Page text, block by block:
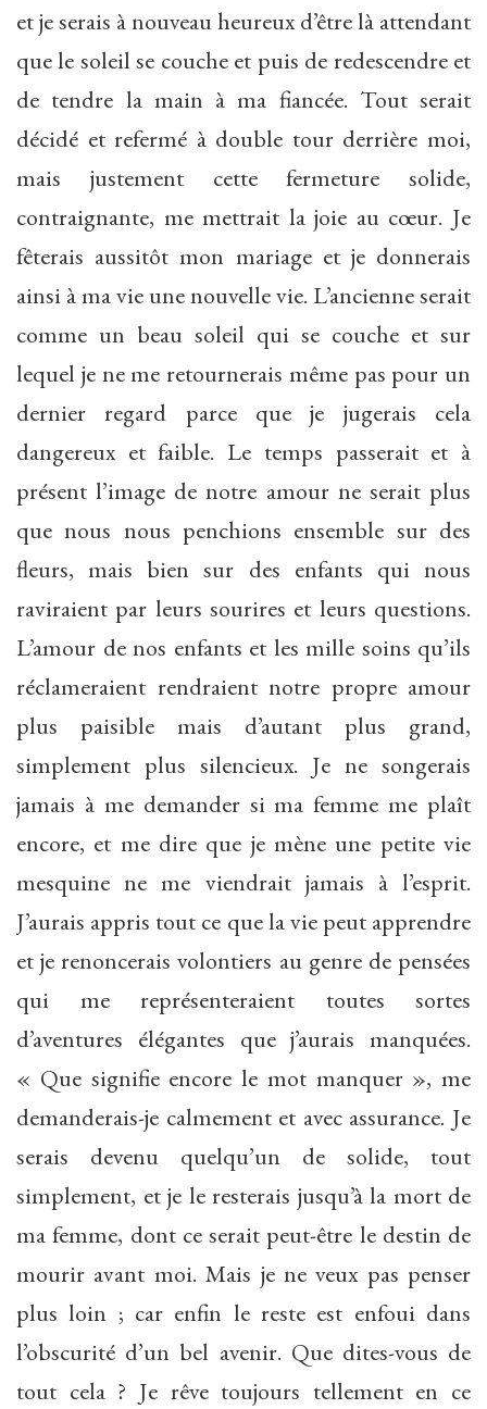
et je serais à nouveau heureux d’être là attendant
que le soleil se couche et puis de redescendre et
de tendre la main à ma fiancée. Tout serait
décidé et refermé à double tour derrière moi,
mais justement cette fermeture solide,
contraignante, me mettrait la joie au cœur. Je
fêterais aussitôt mon mariage et je donnerais
ainsi à ma vie une nouvelle vie. L’ancienne serait
comme un beau soleil qui se couche et sur
lequel je ne me retournerais même pas pour un
dernier regard parce que je jugerais cela
dangereux et faible. Le temps passerait et à
présent l’image de notre amour ne serait plus
que nous nous penchions ensemble sur des
fleurs, mais bien sur des enfants qui nous
raviraient par leurs sourires et leurs questions.
L’amour de nos enfants et les mille soins qu’ils
réclameraient rendraient notre propre amour
plus paisible mais d’autant plus grand,
simplement plus silencieux. Je ne songerais
jamais à me demander si ma femme me plaît
encore, et me dire que je mène une petite vie
mesquine ne me viendrait jamais à l’esprit.
J’aurais appris tout ce que la vie peut apprendre
et je renoncerais volontiers au genre de pensées
qui me représenteraient toutes sortes
d’aventures élégantes que j’aurais manquées.
« Que signifie encore le mot manquer », me
demanderais-je calmement et avec assurance. Je
serais devenu quelqu’un de solide, tout
simplement, et je le resterais jusqu’à la mort de
ma femme, dont ce serait peut-être le destin de
mourir avant moi. Mais je ne veux pas penser
plus loin ; car enfin le reste est enfoui dans
l’obscurité d’un bel avenir. Que dites-vous de
tout cela ? Je rêve toujours tellement en ce